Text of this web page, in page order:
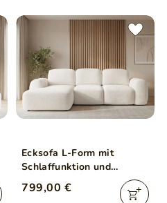
Ecksofa L-Form mit
Schlaffunktion und
Bettkasten Avelin Links
Creme
799,00 €